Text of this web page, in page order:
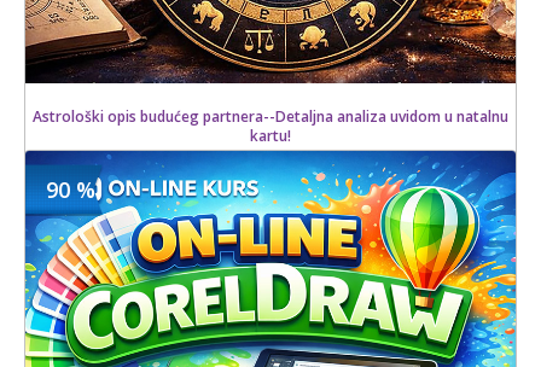
Astrološki opis budućeg partnera--Detaljna analiza uvidom u natalnu
kartu!
Kupljeno
18 kom.
1200 din
2500 din
90 %